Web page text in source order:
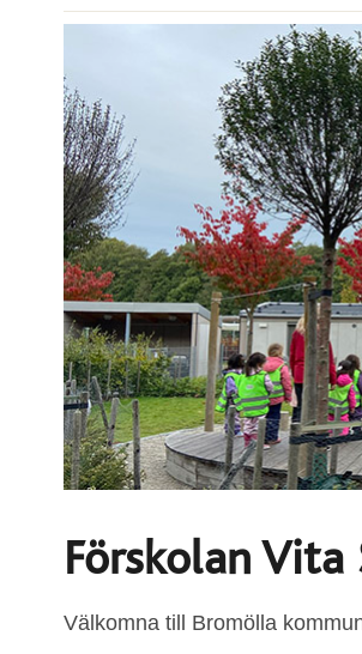
Förskolan Vita
Välkomna till Bromölla